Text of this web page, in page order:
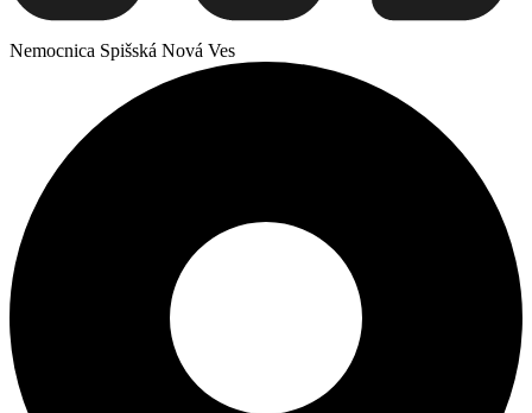
Nemocnica Spišská Nová Ves